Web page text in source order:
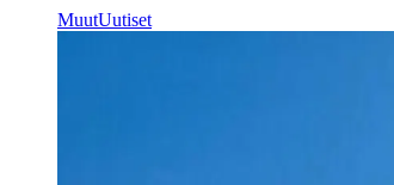
MuutUutiset